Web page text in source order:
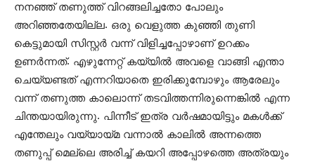
നനഞ്ഞ് തണുത്ത് വിറങ്ങലിച്ചതോ പോലും
അറിഞ്ഞതേയില്ല. ഒരു വെളുത്ത കുഞ്ഞി തുണി
കെട്ടുമായി സിസ്റ്റർ വന്ന് വിളിച്ചപ്പോഴാണ് ഉറക്കം
ഉണർന്നത്. എഴുന്നേറ്റ് കയ്യിൽ അവളെ വാങ്ങി എന്താ
ചെയ്യണ്ടത് എന്നറിയാതെ ഇരിക്കുമ്പോഴും ആരേലും
വന്ന് തണുത്ത കാലൊന്ന് തടവിത്തന്നിരുന്നെങ്കിൽ എന്ന
ചിന്തയായിരുന്നു. പിന്നീട് ഇത്ര വർഷമായിട്ടും മകൾക്ക്
എന്തേലും വയ്യായ്മ വന്നാൽ കാലിൽ അന്നത്തെ
തണുപ്പ് മെല്ലെ അരിച്ച് കയറി അപ്പോഴത്തെ അത്രയും